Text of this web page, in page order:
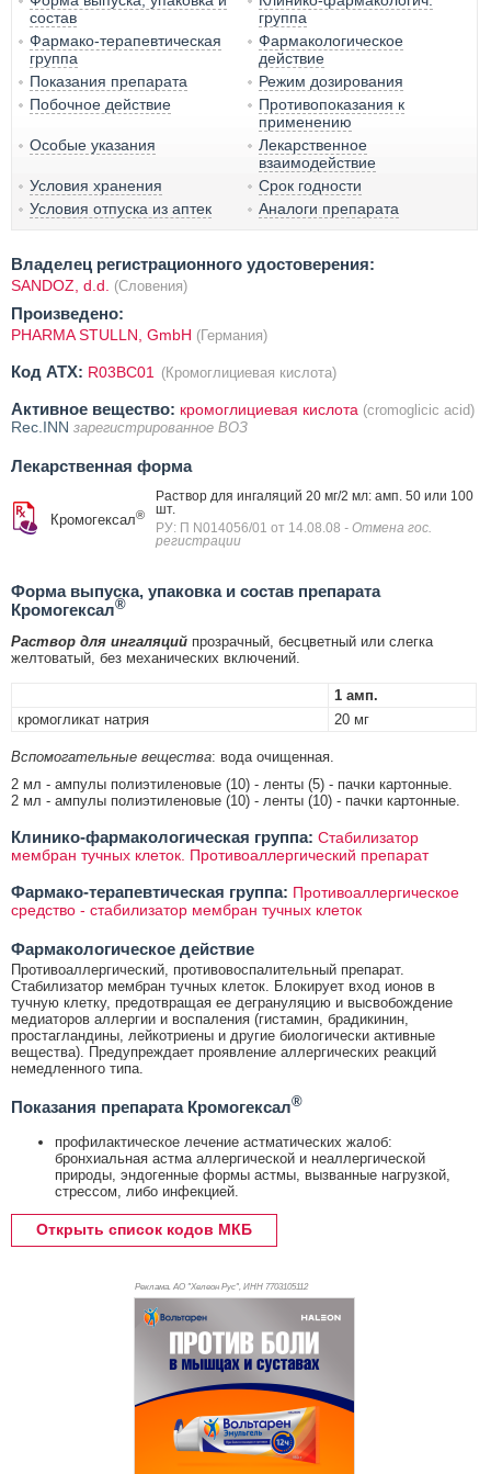
состав
группа
Фармако-терапевтическая
группа
Фармакологическое
действие
Показания препарата
Режим дозирования
Побочное действие
Противопоказания к
применению
Особые указания
Лекарственное
взаимодействие
Условия хранения
Срок годности
Условия отпуска из аптек
Аналоги препарата
Владелец регистрационного удостоверения:
SANDOZ, d.d. (Словения)
Произведено:
PHARMA STULLN, GmbH (Германия)
Код ATX: R03BC01 (Кромоглициевая кислота)
Активное вещество: кромоглициевая кислота (cromoglicic acid)
Rec.INN зарегистрированное ВОЗ
Лекарственная форма
Кромогексал®
Раствор для ингаляций 20 мг/2 мл: амп. 50 или 100
шт.
РУ: П N014056/01 от 14.08.08 - Отмена гос.
регистрации
Форма выпуска, упаковка и состав препарата
Кромогексал®
Раствор для ингаляций прозрачный, бесцветный или слегка
желтоватый, без механических включений.
1 амп.
кромогликат натрия
20 мг
Вспомогательные вещества: вода очищенная.
2 мл - ампулы полиэтиленовые (10) - ленты (5) - пачки картонные.
2 мл - ампулы полиэтиленовые (10) - ленты (10) - пачки картонные.
Клинико-фармакологическая группа: Стабилизатор
мембран тучных клеток. Противоаллергический препарат
Фармако-терапевтическая группа: Противоаллергическое
средство - стабилизатор мембран тучных клеток
Фармакологическое действие
Противоаллергический, противовоспалительный препарат.
Стабилизатор мембран тучных клеток. Блокирует вход ионов в
тучную клетку, предотвращая ее дегрануляцию и высвобождение
медиаторов аллергии и воспаления (гистамин, брадикинин,
простагландины, лейкотриены и другие биологически активные
вещества). Предупреждает проявление аллергических реакций
немедленного типа.
Показания препарата Кромогексал®
профилактическое лечение астматических жалоб:
бронхиальная астма аллергической и неаллергической
природы, эндогенные формы астмы, вызванные нагрузкой,
стрессом, либо инфекцией.
Открыть список кодов МКБ
Реклама. АО "Хелеон Рус", ИНН 7703105112